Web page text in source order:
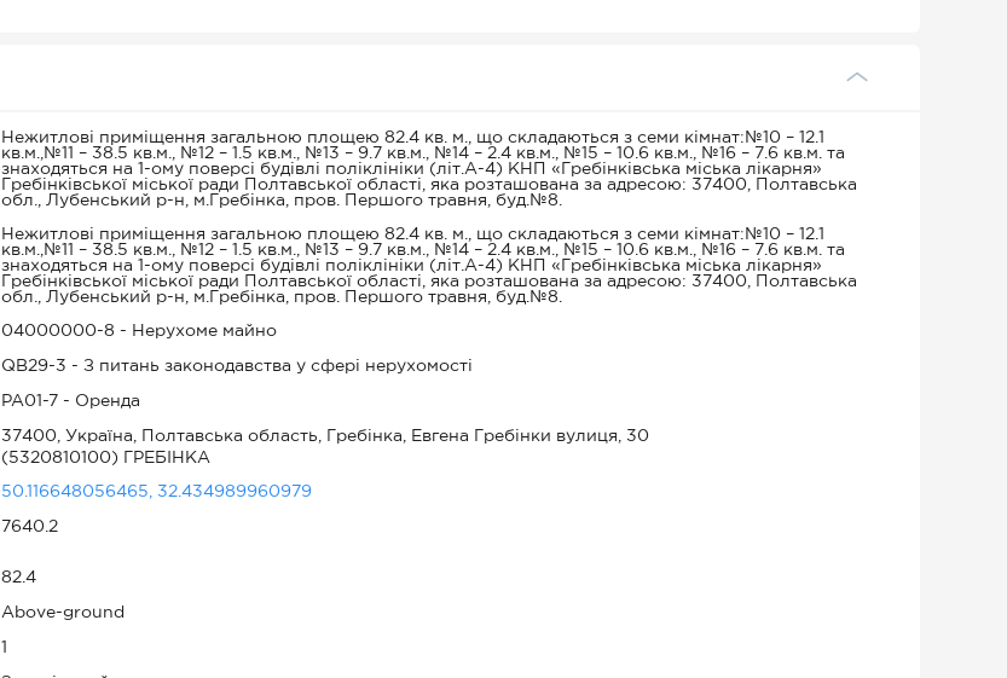
Нежитлові приміщення загальною площею 82.4 кв. м., що складаються з семи кімнат:№10 – 12.1
кв.м.,№11 – 38.5 кв.м., №12 – 1.5 кв.м., №13 – 9.7 кв.м., №14 – 2.4 кв.м., №15 – 10.6 кв.м., №16 – 7.6 кв.м. та
знаходяться на 1-ому поверсі будівлі поліклініки (літ.А-4) КНП «Гребінківська міська лікарня»
Гребінківської міської ради Полтавської області, яка розташована за адресою: 37400, Полтавська
обл., Лубенський р-н, м.Гребінка, пров. Першого травня, буд.№8.
Нежитлові приміщення загальною площею 82.4 кв. м., що складаються з семи кімнат:№10 – 12.1
кв.м.,№11 – 38.5 кв.м., №12 – 1.5 кв.м., №13 – 9.7 кв.м., №14 – 2.4 кв.м., №15 – 10.6 кв.м., №16 – 7.6 кв.м. та
знаходяться на 1-ому поверсі будівлі поліклініки (літ.А-4) КНП «Гребінківська міська лікарня»
Гребінківської міської ради Полтавської області, яка розташована за адресою: 37400, Полтавська
обл., Лубенський р-н, м.Гребінка, пров. Першого травня, буд.№8.
04000000-8 - Нерухоме майно
QB29-3 - З питань законодавства у сфері нерухомості
PA01-7 - Оренда
37400, Україна, Полтавська область, Гребінка, Евгена Гребінки вулиця, 30
(5320810100) ГРЕБІНКА
50.116648056465, 32.434989960979
7640.2
82.4
Above-ground
1